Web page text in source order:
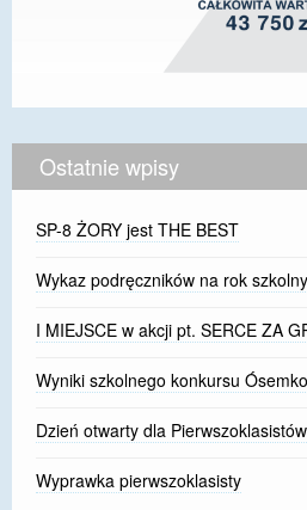
Ostatnie wpisy
SP-8 ŻORY jest THE BEST
Wykaz podręczników na rok
I MIEJSCE w akcji pt. SERCE ZA
Wyniki szkolnego konkursu
Dzień otwarty dla Pierwszoklasistów
Wyprawka pierwszoklasisty